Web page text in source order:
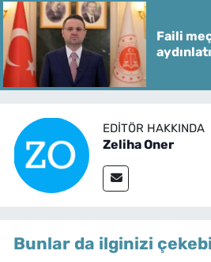
Faili
EDITÖR HAKKINDA
Zeliha Oner
Bunlar da ilginizi